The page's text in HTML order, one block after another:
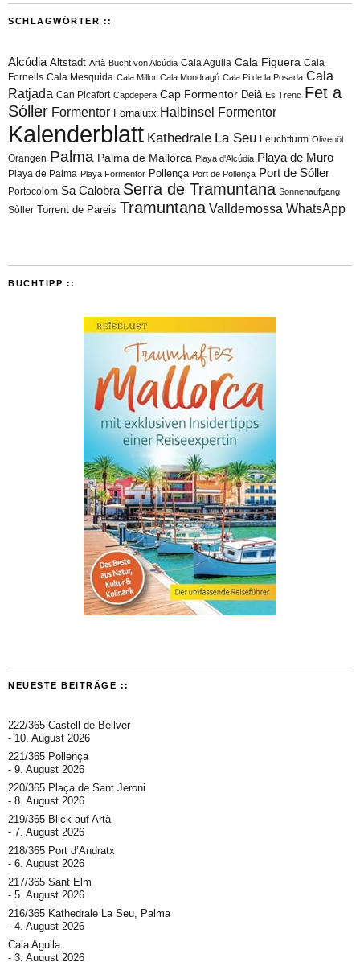
SCHLAGWÖRTER ::
Alcúdia Altstadt Artà Bucht von Alcúdia Cala Agulla Cala Figuera Cala
Fornells Cala Mesquida Cala Millor Cala Mondragó Cala Pi de la Posada Cala
Ratjada Can Picafort Capdepera Cap Formentor Deià Es Trenc Fet a
Sóller Formentor Fornalutx Halbinsel Formentor
Kalenderblatt Kathedrale La Seu Leuchtturm Olivenöl
Orangen Palma Palma de Mallorca Playa d'Alcúdia Playa de Muro
Playa de Palma Playa Formentor Pollença Port de Pollença Port de Sóller
Portocolom Sa Calobra Serra de Tramuntana Sonnenaufgang
Sòller Torrent de Pareis Tramuntana Valldemossa WhatsApp
BUCHTIPP ::
NEUESTE BEITRÄGE ::
222/365 Castell de Bellver
10. August 2026
221/365 Pollença
9. August 2026
220/365 Plaça de Sant Jeroni
8. August 2026
219/365 Blick auf Artà
7. August 2026
218/365 Port d’Andratx
6. August 2026
217/365 Sant Elm
5. August 2026
216/365 Kathedrale La Seu, Palma
4. August 2026
Cala Agulla
3. August 2026